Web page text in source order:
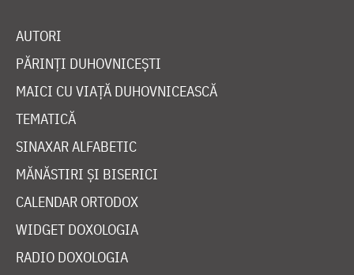
AUTORI
PĂRINȚI DUHOVNICEȘTI
MAICI CU VIAȚĂ DUHOVNICEASCĂ
TEMATICĂ
SINAXAR ALFABETIC
MĂNĂSTIRI ȘI BISERICI
CALENDAR ORTODOX
WIDGET DOXOLOGIA
RADIO DOXOLOGIA